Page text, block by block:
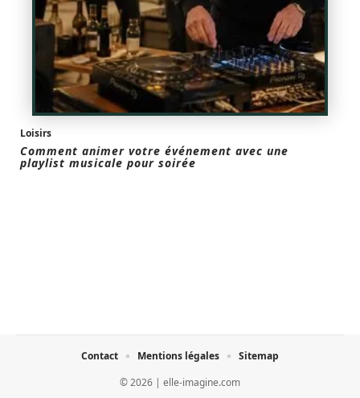
Loisirs
Comment animer votre événement avec une
playlist musicale pour soirée
© 2026 | elle-imagine.com
Contact Mentions légales Sitemap